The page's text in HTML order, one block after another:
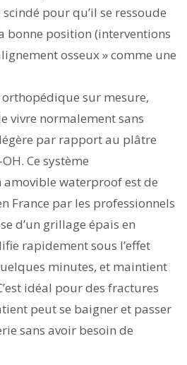
pour qu’il se ressoude
bonne position (interventions
osseux » comme une
sur mesure,
vivre normalement sans
par rapport au plâtre
Ce système
waterproof est de
France par les professionnels
d’un grillage épais en
rapidement sous l’effet
minutes, et maintient
idéal pour des fractures
peut se baigner et passer
sans avoir besoin de